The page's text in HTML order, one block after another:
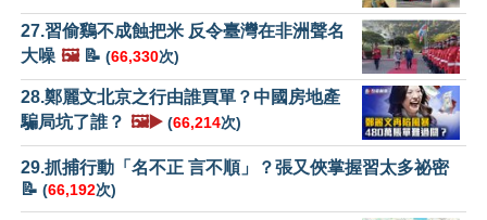
27.習偷鷄不成蝕把米 反令臺灣在非洲聲名
大噪 🖼️📝 (66,330次)
28.鄭麗文北京之行由誰買單？中國房地產
騙局坑了誰？ 🖼️▶️ (66,214次)
29.抓捕行動「名不正 言不順」？張又俠掌握習太多祕密
📝 (66,192次)